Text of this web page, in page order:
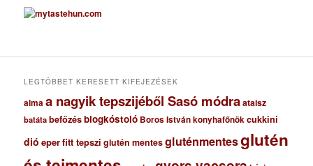
c
h
u
LEGTÖBBET KERESETT KIFEJEZÉSEK
almaa nagyik tepszijéből Sasó módraataisz
batáta befőzésblogkóstoló Boros István konyhafőnökcukkini
dió eperfitt tepszi glutén mentesgluténmentesglutén